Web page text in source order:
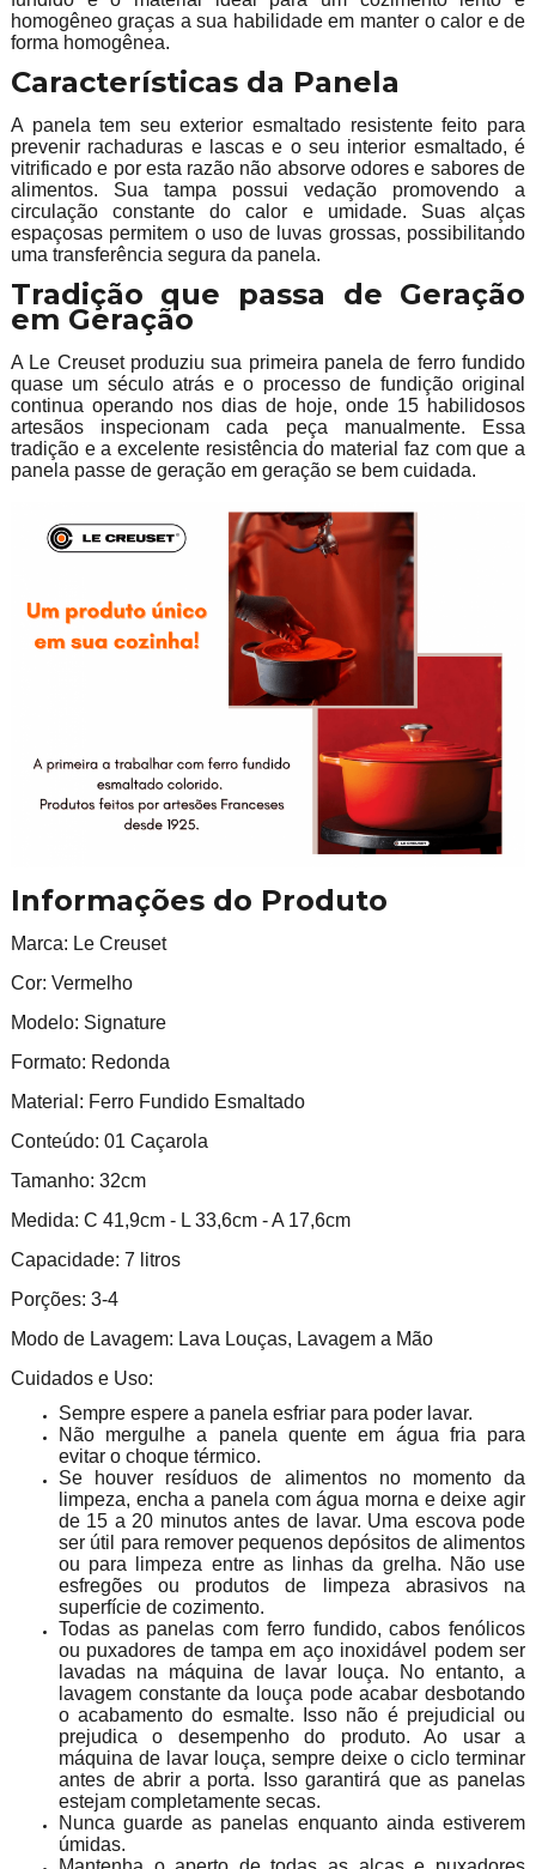
homogêneo graças a sua habilidade em manter o calor e de
forma homogênea.
Características da Panela
A panela tem seu exterior esmaltado resistente feito para
prevenir rachaduras e lascas e o seu interior esmaltado, é
vitrificado e por esta razão não absorve odores e sabores de
alimentos. Sua tampa possui vedação promovendo a
circulação constante do calor e umidade. Suas alças
espaçosas permitem o uso de luvas grossas, possibilitando
uma transferência segura da panela.
Tradição que passa de Geração
em Geração
A Le Creuset produziu sua primeira panela de ferro fundido
quase um século atrás e o processo de fundição original
continua operando nos dias de hoje, onde 15 habilidosos
artesãos inspecionam cada peça manualmente. Essa
tradição e a excelente resistência do material faz com que a
panela passe de geração em geração se bem cuidada.
Informações do Produto
Marca: Le Creuset
Cor: Vermelho
Modelo: Signature
Formato: Redonda
Material: Ferro Fundido Esmaltado
Conteúdo: 01 Caçarola
Tamanho: 32cm
Medida: C 41,9cm - L 33,6cm - A 17,6cm
Capacidade: 7 litros
Porções: 3-4
Modo de Lavagem: Lava Louças, Lavagem a Mão
Cuidados e Uso:
Sempre espere a panela esfriar para poder lavar.
Não mergulhe a panela quente em água fria para
evitar o choque térmico.
Se houver resíduos de alimentos no momento da
limpeza, encha a panela com água morna e deixe agir
de 15 a 20 minutos antes de lavar. Uma escova pode
ser útil para remover pequenos depósitos de alimentos
ou para limpeza entre as linhas da grelha. Não use
esfregões ou produtos de limpeza abrasivos na
superfície de cozimento.
Todas as panelas com ferro fundido, cabos fenólicos
ou puxadores de tampa em aço inoxidável podem ser
lavadas na máquina de lavar louça. No entanto, a
lavagem constante da louça pode acabar desbotando
o acabamento do esmalte. Isso não é prejudicial ou
prejudica o desempenho do produto. Ao usar a
máquina de lavar louça, sempre deixe o ciclo terminar
antes de abrir a porta. Isso garantirá que as panelas
estejam completamente secas.
Nunca guarde as panelas enquanto ainda estiverem
úmidas.